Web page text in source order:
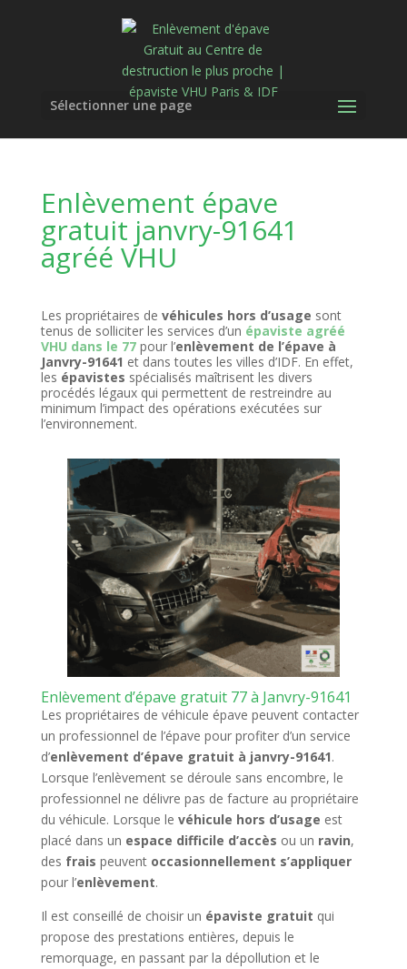
Sélectionner une page
Enlèvement épave
gratuit janvry-91641
agréé VHU
Les propriétaires de véhicules hors d’usage sont
tenus de solliciter les services d’un épaviste agréé
VHU dans le 77pour l’enlèvement de l’épave à
Janvry-91641 et dans toutes les villes d’IDF. En effet,
les épavistes spécialisés maîtrisent les divers
procédés légaux qui permettent de restreindre au
minimum l’impact des opérations exécutées sur
l’environnement.
Enlèvement d’épave gratuit 77 à Janvry-91641
Les propriétaires de véhicule épave peuvent contacter
un professionnel de l’épave pour profiter d’un service
d’enlèvement d’épave gratuit à janvry-91641.
Lorsque l’enlèvement se déroule sans encombre, le
professionnel ne délivre pas de facture au propriétaire
du véhicule. Lorsque le véhicule hors d’usage est
placé dans un espace difficile d’accès ou un ravin,
des frais peuvent occasionnellement s’appliquer
pour l’enlèvement.
Il est conseillé de choisir un épaviste gratuit qui
propose des prestations entières, depuis le
remorquage, en passant par la dépollution et le